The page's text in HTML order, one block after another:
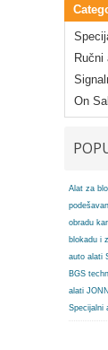
Ručni
On
Alat za
obradu
blokadu i
auto alati
BGS
alati
Specijalni